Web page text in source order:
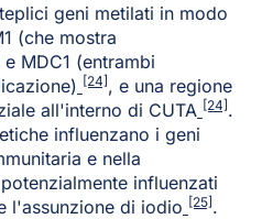
geni metilati in modo
(che mostra
e MDC1 (entrambi
[24] , e una regione
all'interno di CUTA [24] .
influenzano i geni
e nella
influenzati
l'assunzione di iodio [25] .